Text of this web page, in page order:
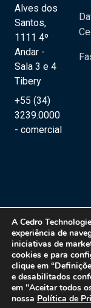
A Cedro
experiência de
iniciativas de
cookies e para
clique em
e desabilitados
em "Aceitar todos
nossa Política de
Alves dos
Santos,
1111 4º
Andar -
Sala 3 e 4
Tibery
+55 (34)
3239.0000
- comercial
Copyright 2020 ©